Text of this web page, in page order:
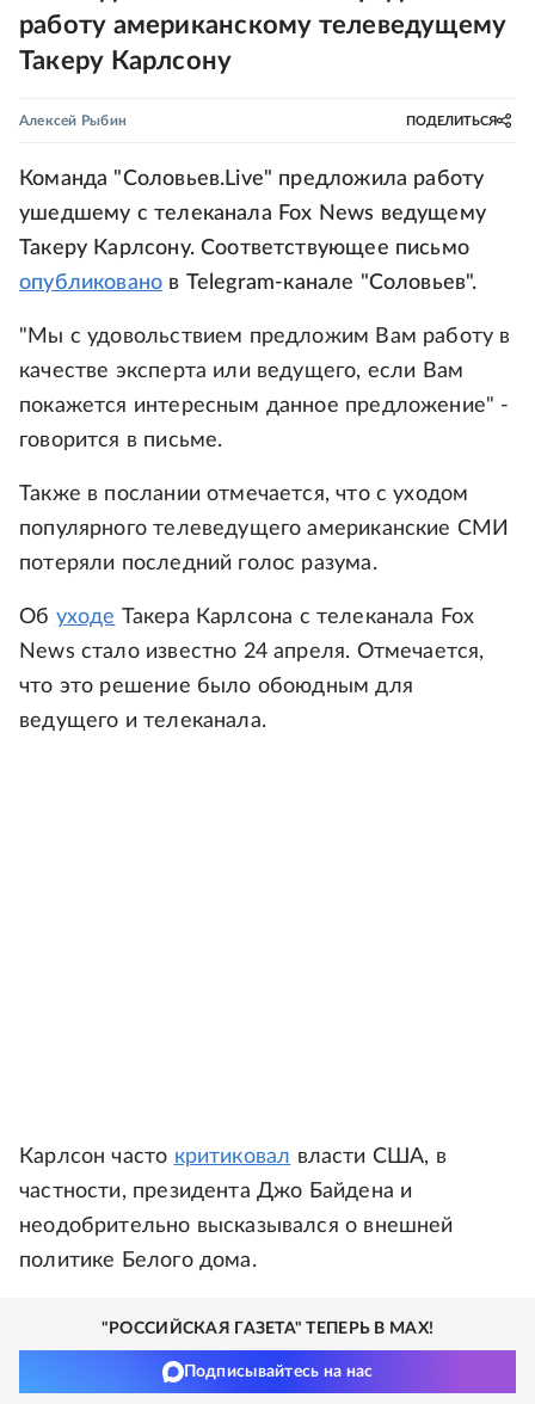
работу американскому телеведущему
Такеру Карлсону
Алексей Рыбин ПОДЕЛИТЬСЯ
Команда "Соловьев.Live" предложила работу
ушедшему с телеканала Fox News ведущему
Такеру Карлсону. Соответствующее письмо
опубликовано в Telegram-канале "Соловьев".
"Мы с удовольствием предложим Вам работу в
качестве эксперта или ведущего, если Вам
покажется интересным данное предложение" -
говорится в письме.
Также в послании отмечается, что с уходом
популярного телеведущего американские СМИ
потеряли последний голос разума.
Об уходе Такера Карлсона с телеканала Fox
News стало известно 24 апреля. Отмечается,
что это решение было обоюдным для
ведущего и телеканала.
Карлсон часто критиковал власти США, в
частности, президента Джо Байдена и
неодобрительно высказывался о внешней
политике Белого дома.
"РОССИЙСКАЯ ГАЗЕТА" ТЕПЕРЬ В MAX!
Подписывайтесь на нас